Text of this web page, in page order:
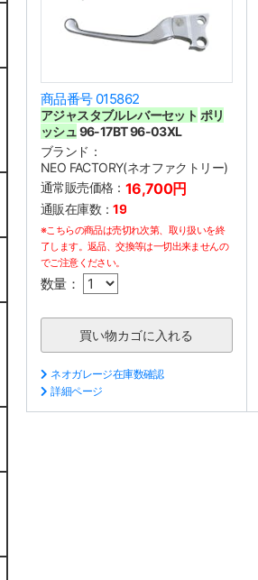
商品番号 015862
アジャスタブルレバーセット ポリ
ッシュ 96-17BT 96-03XL
ブランド：
NEO FACTORY(ネオファクトリー)
通常販売価格： 16,700円
通販在庫数：19
※こちらの商品は売切れ次第、取り扱いを終
了します。返品、交換等は一切出来ませんの
でご注意ください。
数量：
ネオガレージ在庫数確認
詳細ページ